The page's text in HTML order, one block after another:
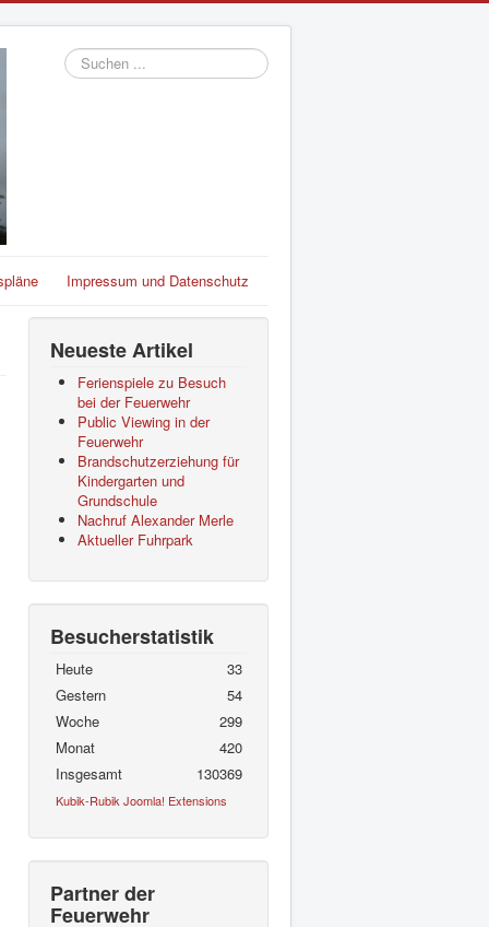
Suchen
...
Impressum und Datenschutz
Neueste Artikel
Ferienspiele zu Besuch
bei der Feuerwehr
Public Viewing in der
Feuerwehr
Brandschutzerziehung für
Kindergarten und
Grundschule
Nachruf Alexander Merle
Aktueller Fuhrpark
Besucherstatistik
Heute
33
Gestern
54
Woche
299
Monat
420
Insgesamt
130369
Kubik-Rubik Joomla! Extensions
Partner der
Feuerwehr